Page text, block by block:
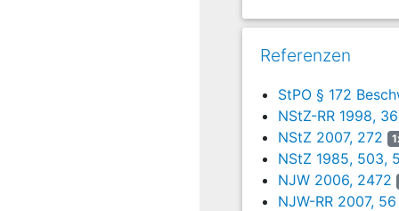
(1) Hat der Auftraggeber
Betrag oder Satz
NJW 2006, 2472; NJW-
(2) "Ausreißer" bleiben
aber nicht, dass jeder
Kunden ist. Die Grenze
Leistung und
Referenzen
StPO § 172
NStZ-RR 1998,
NStZ 2007, 272
NStZ 1985, 503,
NJW 2006, 2472
NJW-RR 2007, 56